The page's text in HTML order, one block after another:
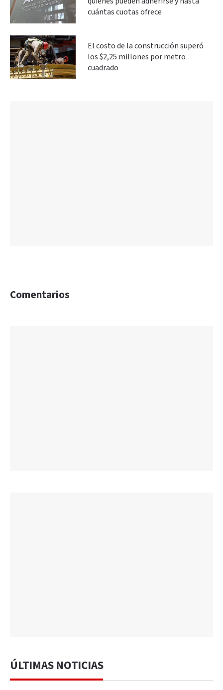
cuántas cuotas ofrece
El costo de la construcción superó
los $2,25 millones por metro
cuadrado
Comentarios
ÚLTIMAS NOTICIAS